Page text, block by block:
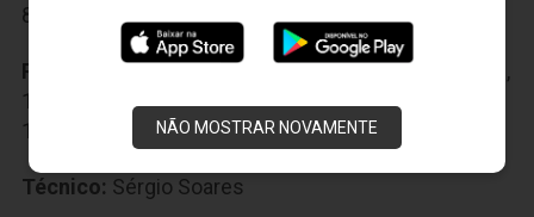
NÃO MOSTRAR NOVAMENTE
8-Ricardinho,9-Bill,10-Nikão,11-Magno Alves
Reservas: 12-Gustavo, 13-Anderson,14-Alex Lima
,
15-Michel
16-Maranhão,17-Lulinha,18-Lima
19-Gil
20-Hélder Santos
Técnico: Sérgio Soares